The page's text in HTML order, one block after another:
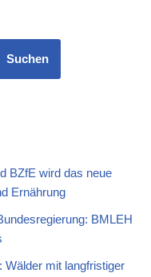
Suchen
BZfE wird das neue
Ernährung
BMLEH
Wälder mit langfristiger